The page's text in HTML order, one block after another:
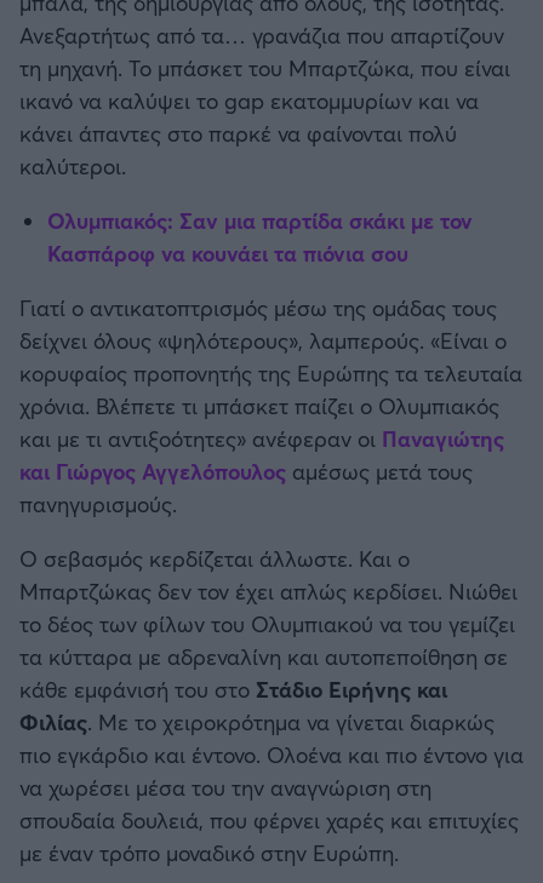
Ανεξαρτήτως από τα… γρανάζια που απαρτίζουν
τη μηχανή. Το μπάσκετ του Μπαρτζώκα, που είναι
ικανό να καλύψει το gap εκατομμυρίων και να
κάνει άπαντες στο παρκέ να φαίνονται πολύ
καλύτεροι.
Ολυμπιακός: Σαν μια παρτίδα σκάκι με τον
Κασπάροφ να κουνάει τα πιόνια σου
Γιατί ο αντικατοπτρισμός μέσω της ομάδας τους
δείχνει όλους «ψηλότερους», λαμπερούς. «Είναι ο
κορυφαίος προπονητής της Ευρώπης τα τελευταία
χρόνια. Βλέπετε τι μπάσκετ παίζει ο Ολυμπιακός
και με τι αντιξοότητες» ανέφεραν οι Παναγιώτης
και Γιώργος Αγγελόπουλος αμέσως μετά τους
πανηγυρισμούς.
Ο σεβασμός κερδίζεται άλλωστε. Και ο
Μπαρτζώκας δεν τον έχει απλώς κερδίσει. Νιώθει
το δέος των φίλων του Ολυμπιακού να του γεμίζει
τα κύτταρα με αδρεναλίνη και αυτοπεποίθηση σε
κάθε εμφάνισή του στο Στάδιο Ειρήνης και
Φιλίας. Με το χειροκρότημα να γίνεται διαρκώς
πιο εγκάρδιο και έντονο. Ολοένα και πιο έντονο για
να χωρέσει μέσα του την αναγνώριση στη
σπουδαία δουλειά, που φέρνει χαρές και επιτυχίες
με έναν τρόπο μοναδικό στην Ευρώπη.